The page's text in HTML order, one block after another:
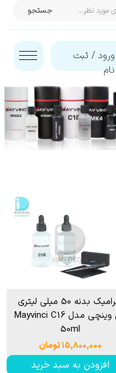
ورود / ثبت
نام
جستجو
سرامیک بدنه 50 میلی لیتری
می وینچی مدل Mayvinci C16
50ml
۱۵,۸۰۰,۰۰۰ تومان
افزودن به سبد خرید